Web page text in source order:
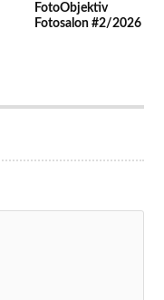
FotoObjektiv
Fotosalon #2/2026